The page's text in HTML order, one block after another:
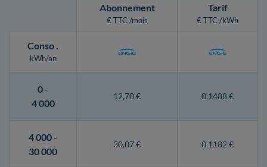
Abonnement
€ TTC /mois
Tarif
€ TTC /kWh
Conso.
kWh/an
0 -
4 000
12,70 € 0,1488 €
4 000 -
30 000
30,07 € 0,1182 €